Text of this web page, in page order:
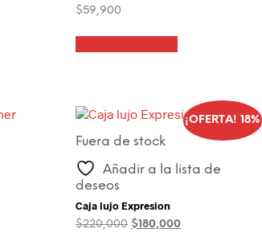
$59,900
Fuera de stock
¡OFERTA! 18%
Añadir a la lista de
deseos
Caja lujo Expresion
$220,000 El
$180,000El